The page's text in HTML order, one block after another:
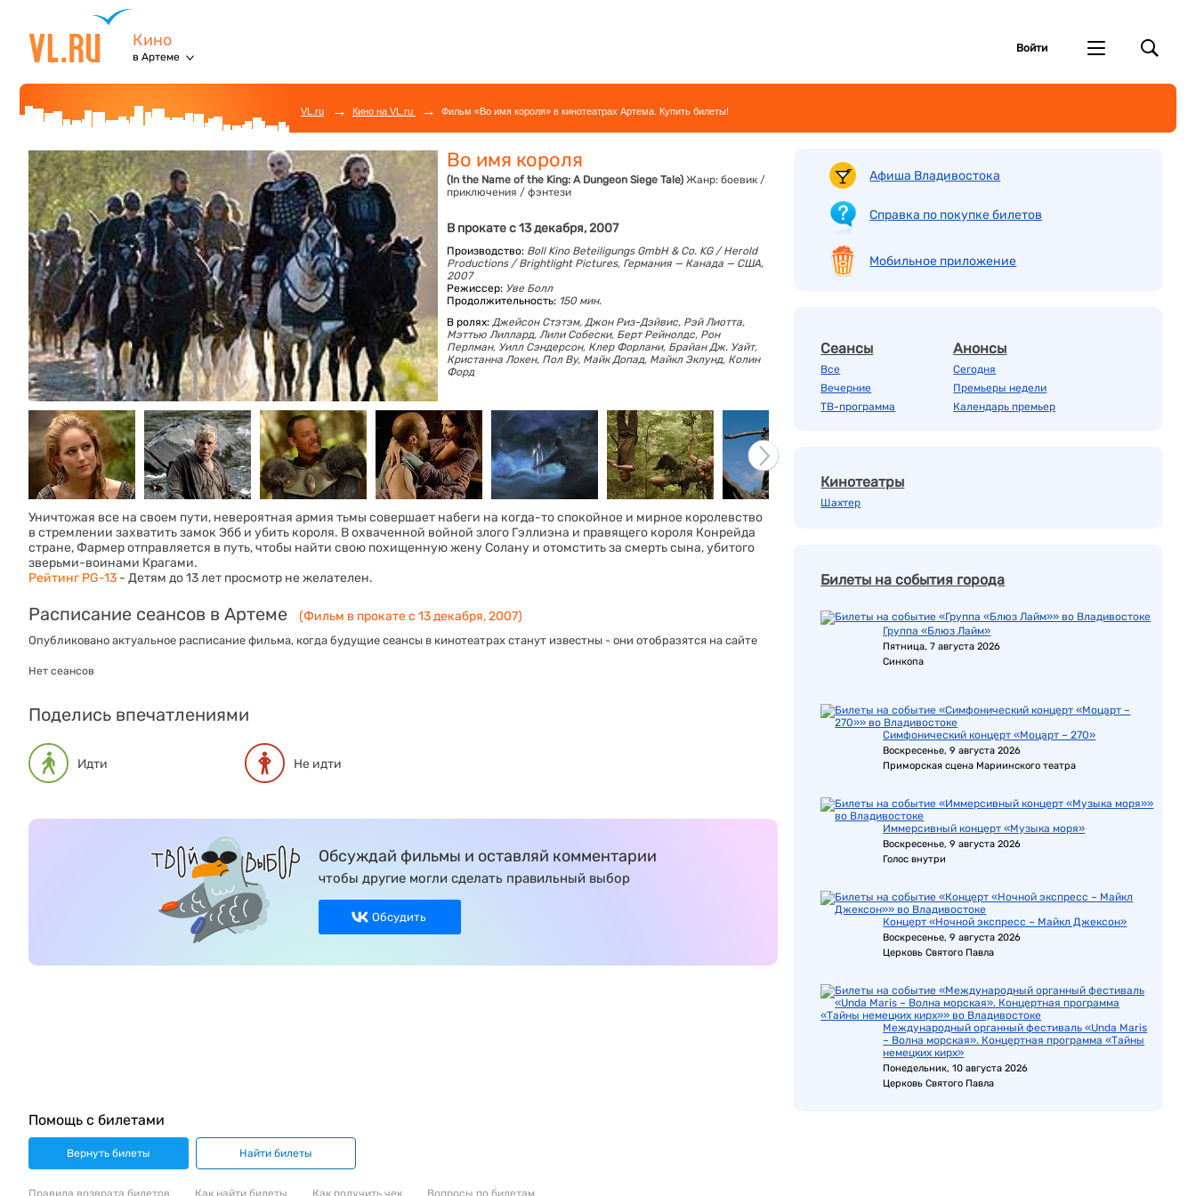
Кино
в Артеме
Войти
VL.ru → Кино на VL.ru → Фильм «Во имя короля» в кинотеатрах Артема. Купить билеты!
Во имя короля
(In the Name of the King: A Dungeon Siege Tale) Жанр: боевик /
приключения / фэнтези
В прокате с 13 декабря, 2007
Производство: Boll Kino Beteiligungs GmbH & Co. KG / Herold
Productions / Brightlight Pictures, Германия — Канада — США,
2007
Режиссер: Уве Болл
Продолжительность: 150 мин.
В ролях: Джейсон Стэтэм, Джон Риз-Дэйвис, Рэй Лиотта,
Мэттью Лиллард, Лили Собески, Берт Рейнолдс, Рон
Перлман, Уилл Сэндерсон, Клер Форлани, Брайан Дж. Уайт,
Кристанна Локен, Пол Ву, Майк Допад, Майкл Эклунд, Колин
Форд
Уничтожая все на своем пути, невероятная армия тьмы совершает набеги на когда-то спокойное и мирное королевство
в стремлении захватить замок Эбб и убить короля. В охваченной войной злого Гэллиэна и правящего короля Конрейда
стране, Фармер отправляется в путь, чтобы найти свою похищенную жену Солану и отомстить за смерть сына, убитого
зверьми-воинами Крагами.
Рейтинг PG-13 - Детям до 13 лет просмотр не желателен.
Расписание сеансов в Артеме (Фильм в прокате с 13 декабря, 2007)
Опубликовано актуальное расписание фильма, когда будущие сеансы в кинотеатрах станут известны - они отобразятся на сайте
Нет сеансов
Поделись впечатлениями
Идти Не идти
Обсуждай фильмы и оставляй комментарии
чтобы другие могли сделать правильный выбор
Обсудить
Афиша Владивостока
Справка по покупке билетов
Мобильное приложение
Сеансы
Все
Вечерние
ТВ-программа
Анонсы
Сегодня
Премьеры недели
Календарь премьер
Кинотеатры
Шахтер
Билеты на события города
Группа «Блюз Лайм»
Пятница, 7 августа 2026
Синкопа
Симфонический концерт «Моцарт – 270»
Воскресенье, 9 августа 2026
Приморская сцена Мариинского театра
Иммерсивный концерт «Музыка моря»
Воскресенье, 9 августа 2026
Голос внутри
Концерт «Ночной экспресс – Майкл Джексон»
Воскресенье, 9 августа 2026
Церковь Святого Павла
Международный органный фестиваль «Unda Maris
– Волна морская». Концертная программа «Тайны
немецких кирх»
Понедельник, 10 августа 2026
Церковь Святого Павла
Помощь с билетами
Вернуть билеты Найти билеты
Правила возврата билетов Как найти билеты Как получить чек Вопросы по билетам